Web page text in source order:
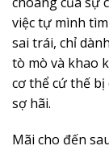
việc tự mình
sai trái, chỉ
tò mò và khao
cơ thể cứ thế
sợ hãi.
Mãi cho đến